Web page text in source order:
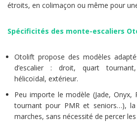
étroits, en colimaçon ou même pour
Spécificités des monte-escaliers
Otolift propose des modèles
d’escalier : droit, quart
hélicoïdal, extérieur.
Peu importe le modèle (Jade, Onyx,
tournant pour PMR et seniors…),
marches, sans nécessité de percer